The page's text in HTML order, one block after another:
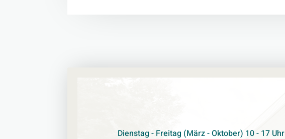
Dienstag - Freitag (März - Oktober) 10 - 17 Uhr